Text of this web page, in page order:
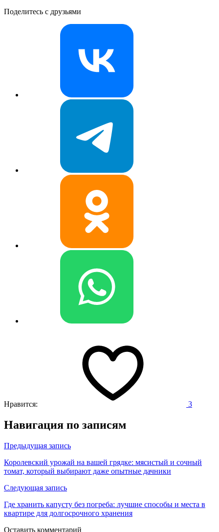
Поделитесь с друзьями
Нравится: 3
Навигация по записям
Предыдущая запись
Королевский урожай на вашей грядке: мясистый и сочный
томат, который выбирают даже опытные дачники
Следующая запись
Где хранить капусту без погреба: лучшие способы и места в
квартире для долгосрочного хранения
Оставить комментарий